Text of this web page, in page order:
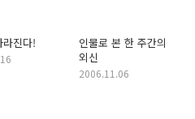
라진다!
인물로 본 한 주간의
외신
2006.11.06